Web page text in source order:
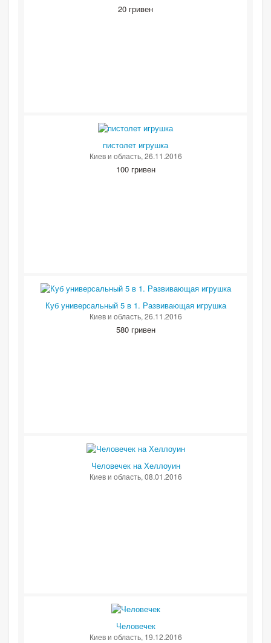
20 гривен
пистолет игрушка
Киев и область, 26.11.2016
100 гривен
Куб универсальный 5 в 1. Развивающая игрушка
Киев и область, 26.11.2016
580 гривен
Человечек на Хеллоуин
Киев и область, 08.01.2016
Человечек
Киев и область, 19.12.2016